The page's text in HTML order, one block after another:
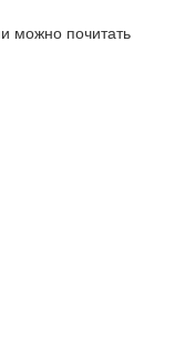
почитать